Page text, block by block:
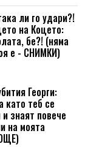
ли го удари?!
на Коцето:
бе?! (няма
е - СНИМКИ)
Георги:
като теб се
знаят повече
на моята